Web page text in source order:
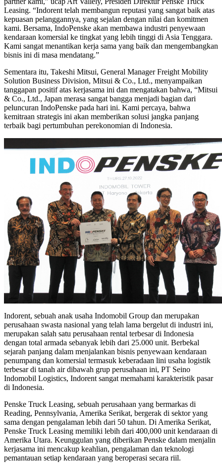
Leasing. “Indorent telah membangun reputasi yang sangat baik atas
kepuasan pelanggannya, yang sejalan dengan nilai dan komitmen
kami. Bersama, IndoPenske akan membawa industri penyewaan
kendaraan komersial ke tingkat yang lebih tinggi di Asia Tenggara.
Kami sangat menantikan kerja sama yang baik dan mengembangkan
bisnis ini di masa mendatang.”
Sementara itu, Takeshi Mitsui, General Manager Freight Mobility
Solution Business Division, Mitsui & Co., Ltd., menyampaikan
tanggapan positif atas kerjasama ini dan mengatakan bahwa, “Mitsui
& Co., Ltd., Japan merasa sangat bangga menjadi bagian dari
peluncuran IndoPenske pada hari ini. Kami percaya, bahwa
kemitraan strategis ini akan memberikan solusi jangka panjang
terbaik bagi pertumbuhan perekonomian di Indonesia.
Indorent, sebuah anak usaha Indomobil Group dan merupakan
perusahaan swasta nasional yang telah lama bergelut di industri ini,
merupakan salah satu perusahaan rental terbesar di Indonesia
dengan total armada sebanyak lebih dari 25.000 unit. Berbekal
sejarah panjang dalam menjalankan bisnis penyewaan kendaraan
penumpang dan komersial termasuk keberadaan lini usaha logistik
terbesar di tanah air dibawah grup perusahaan ini, PT Seino
Indomobil Logistics, Indorent sangat memahami karakteristik pasar
di Indonesia.
Penske Truck Leasing, sebuah perusahaan yang bermarkas di
Reading, Pennsylvania, Amerika Serikat, bergerak di sektor yang
sama dengan pengalaman lebih dari 50 tahun. Di Amerika Serikat,
Penske Truck Leasing memiliki lebih dari 400,000 unit kendaraan di
Amerika Utara. Keunggulan yang diberikan Penske dalam menjalin
kerjasama ini mencakup keahlian, pengalaman dan teknologi
pemantauan setiap kendaraan yang beroperasi secara riil.